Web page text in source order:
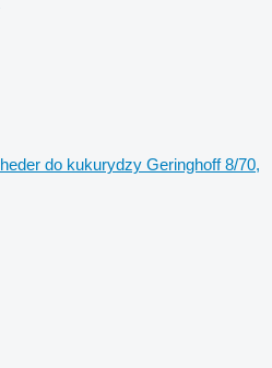
heder do kukurydzy Geringhoff 8/70,